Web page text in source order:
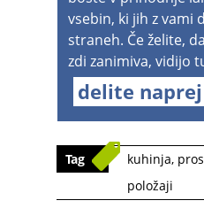
vsebin, ki jih z vami
straneh. Če želite,
zdi zanimiva, vidijo
delite naprej
Tag kuhinja,
položaji